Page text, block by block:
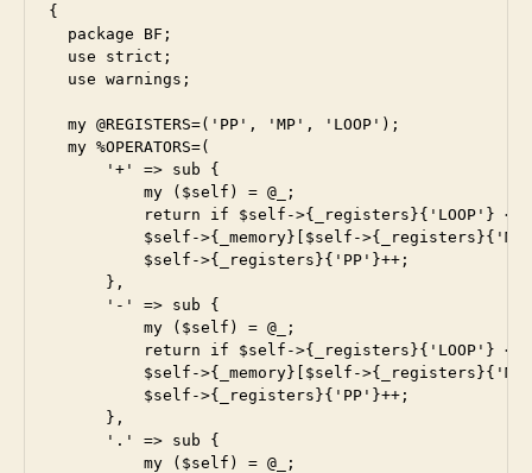
{
  package BF;
  use strict;
  use warnings;
  my @REGISTERS=('PP', 'MP', 'LOOP');
  my %OPERATORS=(
      '+' => sub {
          my ($self) = @_;
return if $self->{_registers}{'LOOP'} <
$self->{_memory}[$self-
          $self->{_registers}{'PP'}++;
      },
      '-' => sub {
          my ($self) = @_;
return if $self->{_registers}{'LOOP'} <
$self->{_memory}[$self-
          $self->{_registers}{'PP'}++;
      },
      '.' => sub {
          my ($self) = @_;